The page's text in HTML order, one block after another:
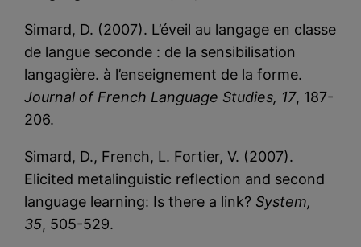
Simard, D. (2007). L’éveil au langage en classe
de langue seconde : de la sensibilisation
langagière. à l’enseignement de la forme.
Journal of French Language Studies, 17, 187-
206.
Simard, D., French, L. Fortier, V. (2007).
Elicited metalinguistic reflection and second
language learning: Is there a link? System,
35, 505-529.